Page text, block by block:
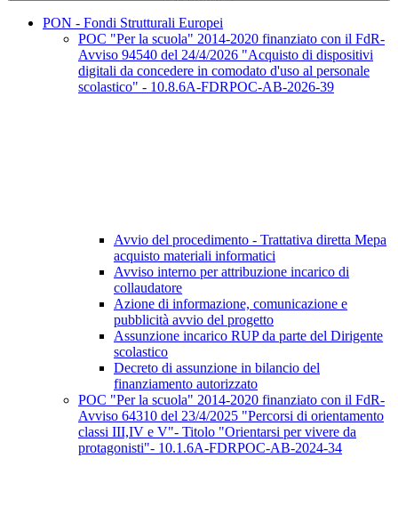
PON - Fondi Strutturali Europei
POC "Per la scuola" 2014-2020 finanziato con il FdR-
Avviso 94540 del 24/4/2026 "Acquisto di dispositivi
digitali da concedere in comodato d'uso al personale
scolastico" - 10.8.6A-FDRPOC-AB-2026-39
Avvio del procedimento - Trattativa diretta Mepa
acquisto materiali informatici
Avviso interno per attribuzione incarico di
collaudatore
Azione di informazione, comunicazione e
pubblicità avvio del progetto
Assunzione incarico RUP da parte del Dirigente
scolastico
Decreto di assunzione in bilancio del
finanziamento autorizzato
POC "Per la scuola" 2014-2020 finanziato con il FdR-
Avviso 64310 del 23/4/2025 "Percorsi di orientamento
classi III,IV e V"- Titolo "Orientarsi per vivere da
protagonisti"- 10.1.6A-FDRPOC-AB-2024-34